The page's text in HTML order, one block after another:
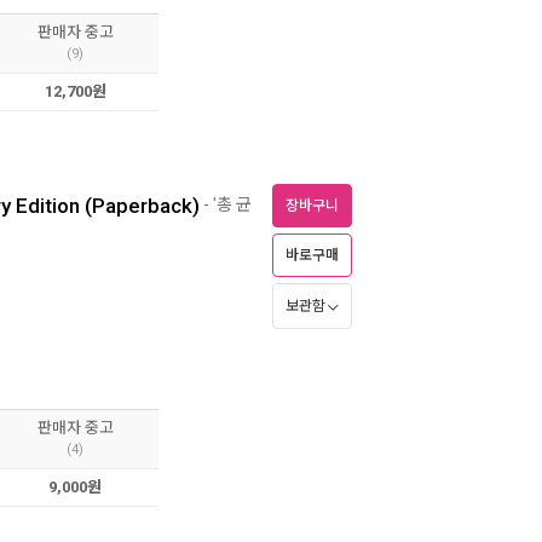
판매자 중고
(9)
12,700원
Edition (Paperback) - '총 균 장바구니
바로구매
보관함
판매자 중고
(4)
9,000원